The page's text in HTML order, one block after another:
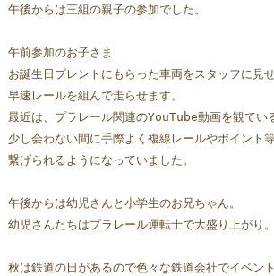
午後からは三組の親子の参加でした。
午前参加のお子さま
お誕生日ブレントにもらった車両をスタッフに見
早速レールを組んで走らせます。
最近は、プラレール関連のYouTube動画を観てい
少し会わない間に手際よく複線レールやポイント
繋げられるようになっていました。
午後からは幼児さんと小学生のお兄ちゃん。
幼児さんたちはプラレール運転士で大盛り上がり。
秋は鉄道の日があるので色々な鉄道会社でイベン